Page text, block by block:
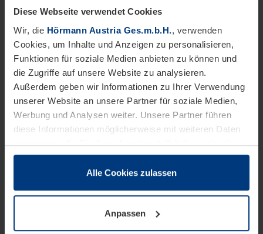
Diese Webseite verwendet Cookies
Wir, die Hörmann Austria Ges.m.b.H., verwenden
Cookies, um Inhalte und Anzeigen zu personalisieren,
Funktionen für soziale Medien anbieten zu können und
die Zugriffe auf unsere Website zu analysieren.
Außerdem geben wir Informationen zu Ihrer Verwendung
unserer Website an unsere Partner für soziale Medien,
Werbung und Analysen weiter. Unsere Partner führen
diese Informationen möglicherweise mit weiteren Daten
zusammen, die Sie ihnen bereitgestellt haben oder die
sie im Rahmen Ihrer Nutzung der Dienste gesammelt
wenn diese für den Betrieb dieser Seite unbedingt
notwendig sind. Für alle anderen Cookie-Typen benötigen
wir Ihre Erlaubnis. Ihre Einwilligung können Sie jederzeit
Alle Cookies zulassen
Anpassen